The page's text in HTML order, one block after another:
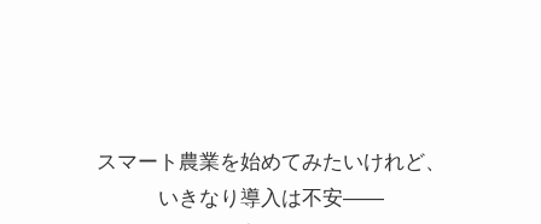
スマート農業を始めてみたいけれど、
いきなり導入は不安——